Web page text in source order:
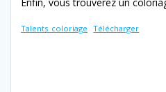
Talents_coloriage Télécharger